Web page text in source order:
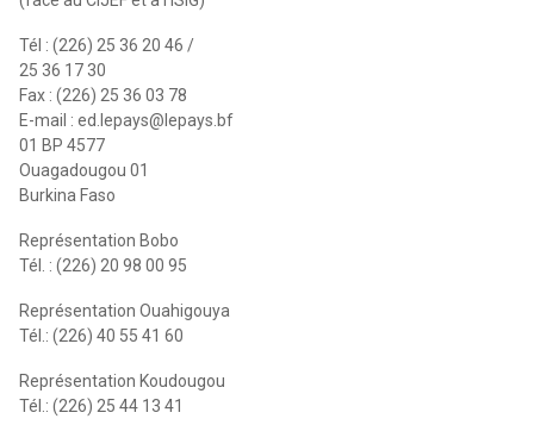
Tél : (226) 25 36 20 46 /
25 36 17 30
Fax : (226) 25 36 03 78
E-mail : ed.lepays@lepays.bf
01 BP 4577
Ouagadougou 01
Burkina Faso
Représentation Bobo
Tél. : (226) 20 98 00 95
Représentation Ouahigouya
Tél.: (226) 40 55 41 60
Représentation Koudougou
Tél.: (226) 25 44 13 41